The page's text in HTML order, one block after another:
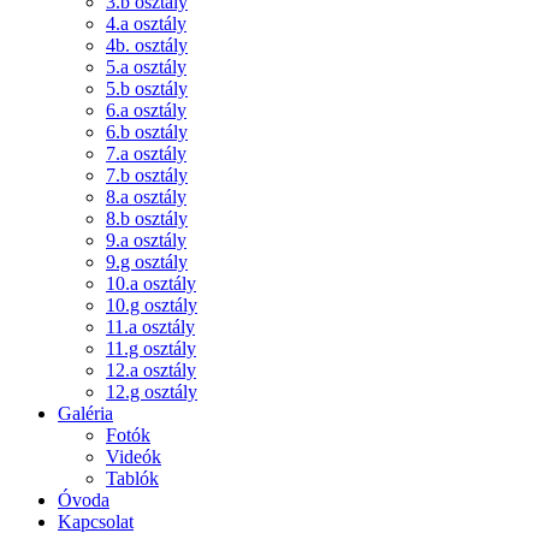
4.a osztály
4b. osztály
5.a osztály
5.b osztály
6.a osztály
6.b osztály
7.a osztály
7.b osztály
8.a osztály
8.b osztály
9.a osztály
9.g osztály
10.a osztály
10.g osztály
11.a osztály
11.g osztály
12.a osztály
12.g osztály
Galéria
Fotók
Videók
Tablók
Óvoda
Kapcsolat